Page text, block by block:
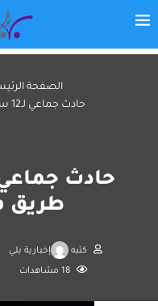
الصفحة
حادث جماعي لـ12 سيارة يغلق طريق مكة-الرياض
طريق
كتبه إخبارية بلي
18 مشاهدات